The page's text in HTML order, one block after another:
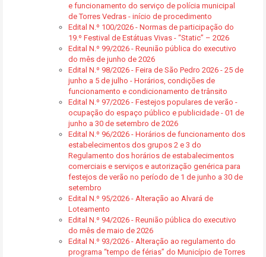
e funcionamento do serviço de polícia municipal
de Torres Vedras - início de procedimento
Edital N.º 100/2026 - Normas de participação do
19.º Festival de Estátuas Vivas - “Static” – 2026
Edital N.º 99/2026 - Reunião pública do executivo
do mês de junho de 2026
Edital N.º 98/2026 - Feira de São Pedro 2026 - 25 de
junho a 5 de julho - Horários, condições de
funcionamento e condicionamento de trânsito
Edital N.º 97/2026 - Festejos populares de verão -
ocupação do espaço público e publicidade - 01 de
junho a 30 de setembro de 2026
Edital N.º 96/2026 - Horários de funcionamento dos
estabelecimentos dos grupos 2 e 3 do
Regulamento dos horários de estabalecimentos
comerciais e serviços e autorização genérica para
festejos de verão no período de 1 de junho a 30 de
setembro
Edital N.º 95/2026 - Alteração ao Alvará de
Loteamento
Edital N.º 94/2026 - Reunião pública do executivo
do mês de maio de 2026
Edital N.º 93/2026 - Alteração ao regulamento do
programa “tempo de férias” do Município de Torres